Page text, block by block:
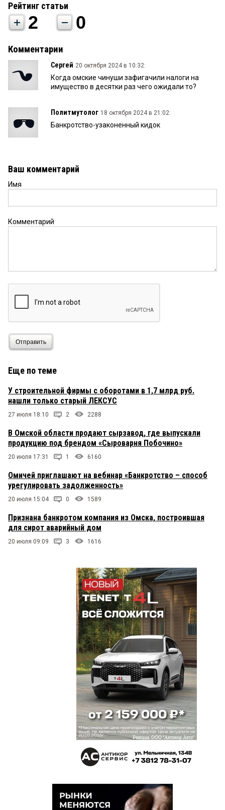
Рейтинг статьи
2 0
Комментарии
Сергей 20 октября 2024 в 10:32:
Когда омские чинуши зафигачили налоги на
имущество в десятки раз чего ожидали то?
Политмутолог 18 октября 2024 в 21:02:
Банкротство-узаконенный кидок
Ваш комментарий
Имя
Комментарий
Отправить
Еще по теме
У строительной фирмы с оборотами в 1,7 млрд руб.
нашли только старый ЛЕКСУС
27 июля 18:10 2 2288
В Омской области продают сырзавод, где выпускали
продукцию под брендом «Сыроварня Побочино»
20 июля 17:31 1 6160
Омичей приглашают на вебинар «Банкротство – способ
урегулировать задолженность»
20 июля 15:04 0 1589
Признана банкротом компания из Омска, построившая
для сирот аварийный дом
20 июля 09:09 3 1616